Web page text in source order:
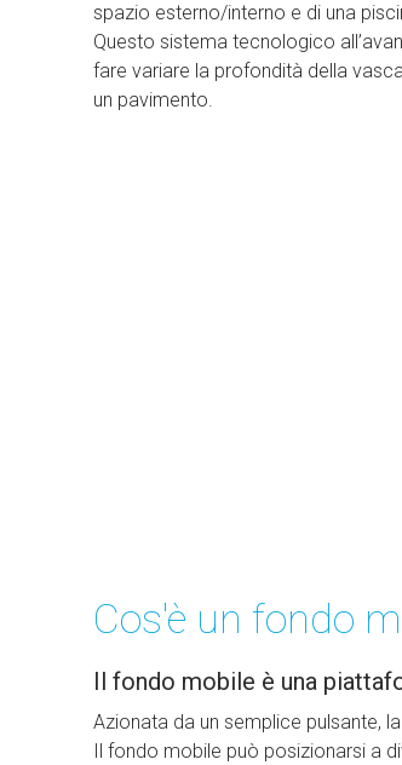
spazio esterno/interno e di una
Questo sistema tecnologico
fare variare la profondità della
un pavimento.
Cos'è un fondo
Il fondo mobile è una
Azionata da un semplice pulsante,
Il fondo mobile può posizionarsi a